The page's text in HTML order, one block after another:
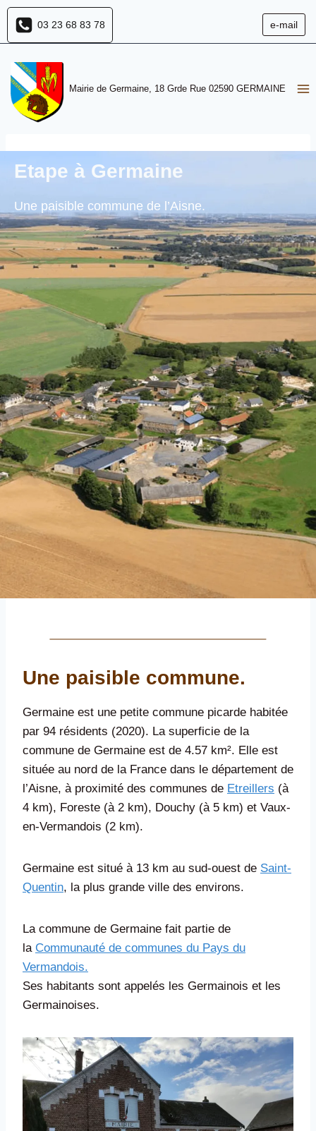
Aller
contenu
03 23 68 83 78 e-mail
Mairie de Germaine, 18 Grde Rue 02590 GERMAINE
Etape à Germaine
Une paisible commune de l’Aisne.
Une paisible commune.
Germaine est une petite commune picarde habitée
par 94 résidents (2020). La superficie de la
commune de Germaine est de 4.57 km². Elle est
située au nord de la France dans le département de
l’Aisne, à proximité des communes de Etreillers (à
4 km), Foreste (à 2 km), Douchy (à 5 km) et Vaux-
en-Vermandois (2 km).
Germaine est situé à 13 km au sud-ouest de Saint-
Quentin, la plus grande ville des environs.
La commune de Germaine fait partie de
la Communauté de communes du Pays du
Vermandois.
Ses habitants sont appelés les Germainois et les
Germainoises.